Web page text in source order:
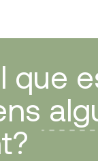
que